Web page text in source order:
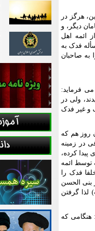
هرگز در
دیگر، و
ائمه اهل
فدک به
به صاحبان
فرماید:
ولی در
و غیر فدک
روز هم که
در زمینه
پیدا کرده،
توسط ائمه
فدک را
بنی الحسن
لذا گرفتن
هنگامی که